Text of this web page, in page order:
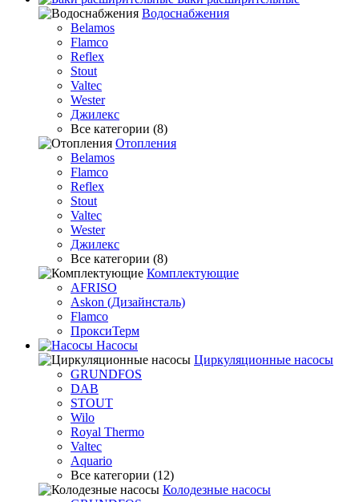
Водоснабжения
Belamos
Flamco
Reflex
Stout
Valtec
Wester
Джилекс
Все категории (8)
Отопления
Belamos
Flamco
Reflex
Stout
Valtec
Wester
Джилекс
Все категории (8)
Комплектующие
AFRISO
Askon (Дизайнсталь)
Flamco
ПроксиТерм
Насосы
Циркуляционные насосы
GRUNDFOS
DAB
STOUT
Wilo
Royal Thermo
Valtec
Aquario
Все категории (12)
Колодезные насосы